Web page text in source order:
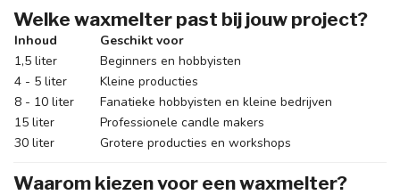
Welke waxmelter past bij jouw project?
Inhoud
Geschikt voor
1,5 liter
Beginners en hobbyisten
4 - 5 liter
Kleine producties
8 - 10 liter
Fanatieke hobbyisten en kleine bedrijven
15 liter
Professionele candle makers
30 liter
Grotere producties en workshops
Waarom kiezen voor een waxmelter?